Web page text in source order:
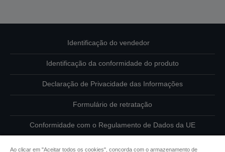
Identificação do vendedor
Identificação da conformidade do produto
Declaração de Privacidade das Informações
Formulário de retratação
Conformidade com o Regulamento de Dados da UE
Ao clicar em "Aceitar todos os cookies", concorda com o armazenamento de